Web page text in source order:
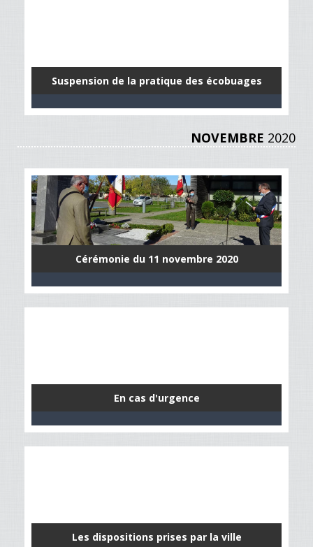
Suspension de la pratique des écobuages
NOVEMBRE 2020
Cérémonie du 11 novembre 2020
En cas d'urgence
Les dispositions prises par la ville